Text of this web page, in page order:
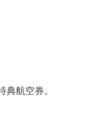
典航空券。